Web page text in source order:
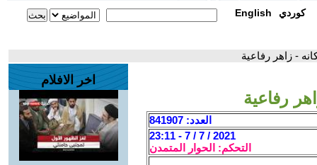
English كوردي
- زاهر رفاعية
رفاعية
العدد: 841907
2021 / 7 / 7 - 23:11
التحكم: الحوار المتمدن
اخر الافلام